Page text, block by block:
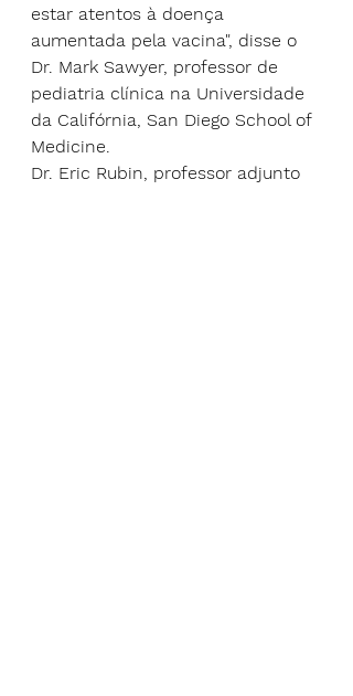
estar atentos à doença
aumentada pela vacina", disse o
Dr. Mark Sawyer, professor de
pediatria clínica na Universidade
da Califórnia, San Diego School of
Medicine.
Dr. Eric Rubin, professor adjunto